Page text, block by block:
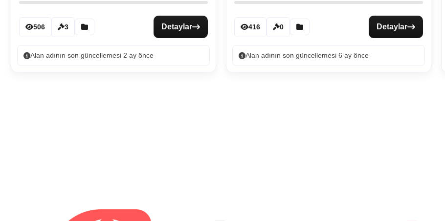
506 3 Detaylar
Alan adının son güncellemesi 2 ay önce
416 0 Detaylar
Alan adının son güncellemesi 6 ay önce